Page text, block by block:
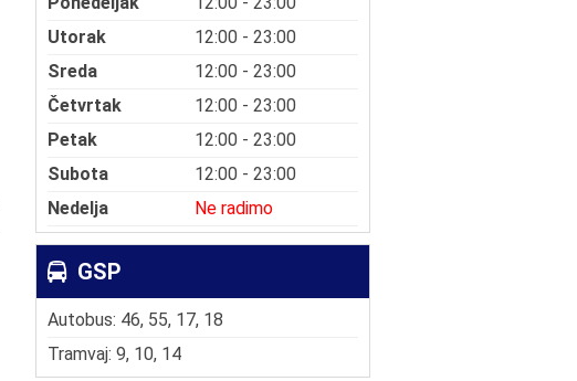
Utorak
12:00 - 23:00
Sreda
12:00 - 23:00
Četvrtak
12:00 - 23:00
Petak
12:00 - 23:00
Subota
12:00 - 23:00
Nedelja
Ne radimo
GSP
Autobus: 46, 55, 17, 18
Tramvaj: 9, 10, 14